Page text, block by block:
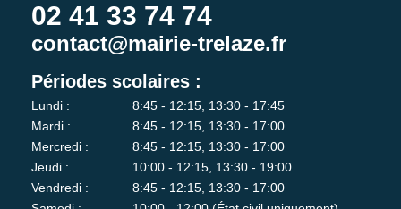
02 41 33 74 74
contact@mairie-trelaze.fr
Périodes scolaires :
Lundi :
8:45 - 12:15, 13:30 - 17:45
Mardi :
8:45 - 12:15, 13:30 - 17:00
Mercredi :
8:45 - 12:15, 13:30 - 17:00
Jeudi :
10:00 - 12:15, 13:30 - 19:00
Vendredi :
8:45 - 12:15, 13:30 - 17:00